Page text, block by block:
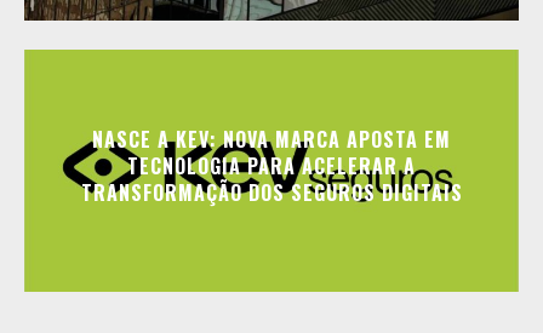
NASCE A KEV: NOVA MARCA APOSTA EM
TECNOLOGIA PARA ACELERAR A
TRANSFORMAÇÃO DOS SEGUROS DIGITAIS